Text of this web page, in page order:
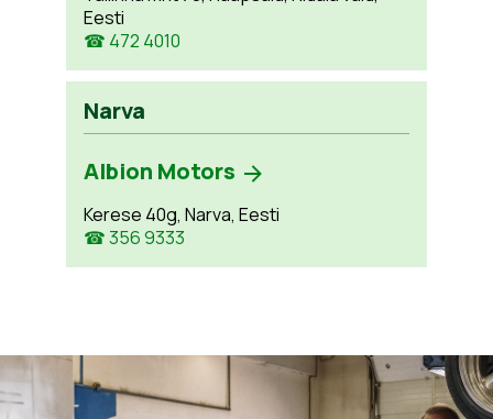
Eesti
☎ 472 4010
Narva
Albion Motors
Kerese 40g, Narva, Eesti
☎ 356 9333